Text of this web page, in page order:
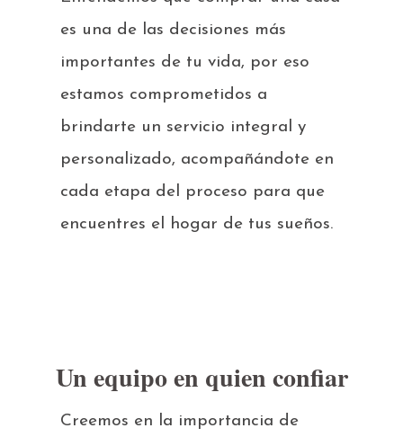
es una de las decisiones más
importantes de tu vida, por eso
estamos comprometidos a
brindarte un servicio integral y
personalizado, acompañándote en
cada etapa del proceso para que
encuentres el hogar de tus sueños.
Un equipo en quien confiar
Creemos en la importancia de